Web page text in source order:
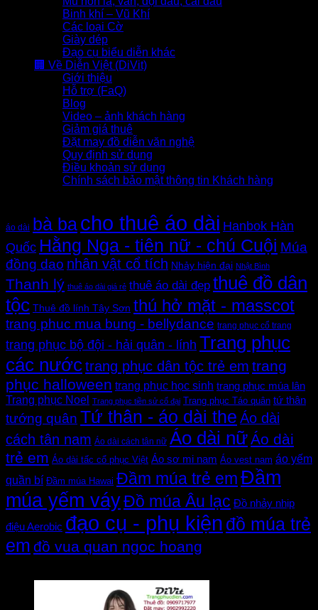
Binh khí – Vũ Khí
Các loại Cờ
Giày dép
Đạo cụ biểu diễn khác
🏢 Về Diễn Việt (DiVit)
Giới thiệu
Hỗ trợ (FaQ)
Blog
Video – ảnh khách hàng
Giảm giá thuê
Đặt may đồ diễn văn nghệ
Quy định sử dụng
Điều khoản sử dụng
Chính sách bảo mật thông tin Khách hàng
áo dài bà bacho thuê áo dài Hanbok Hàn
Quốc Hằng Nga - tiên nữ - chú Cuội Múa
đồng dao nhân vật cổ tích Nhảy hiện đại Nhật Bình
Thanh lý thuê áo dài giá rẻ thuê áo dài đẹp thuê đồ dân
tộc Thuê đồ lính Tây Sơn thú hở mặt - masscot
trang phuc mua bung - bellydance trang phục cổ trang
trang phục bộ đội - hải quân - lính Trang phục
các nướctrang phục dân tộc trẻ em trang
phục halloween trang phục học sinh trang phục múa lân
Trang phục Noel Trang phục tiền sử cổ đại Trang phục Táo quân tứ thân
tướng quân Tứ thân - áo dài the Áo dài
cách tân nam Áo dài cách tân nữ Áo dài nữÁo dài
trẻ em Áo dài tấc cổ phục Việt Áo sơ mi nam Áo vest nam áo yếm
quần bí Đầm múa Hawai Đầm múa trẻ emĐầm
múa yếm váyĐồ múa Âu lạc Đồ nhảy nhịp
điệu Aerobic đạo cụ - phụ kiện đồ múa trẻ
em đồ vua quan ngoc hoang